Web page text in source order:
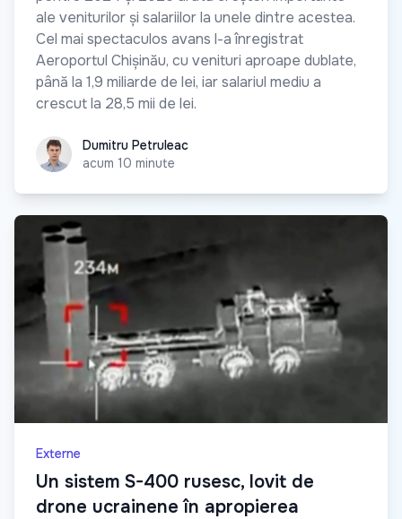
ale veniturilor și salariilor la unele dintre acestea.
Cel mai spectaculos avans l-a înregistrat
Aeroportul Chișinău, cu venituri aproape dublate,
până la 1,9 miliarde de lei, iar salariul mediu a
crescut la 28,5 mii de lei.
Dumitru Petruleac
Dumitru Petruleac
acum 10 minute
Externe
Un sistem S-400 rusesc, lovit de
drone ucrainene în apropierea